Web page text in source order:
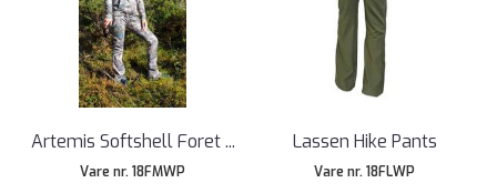
Artemis Softshell Foret ...
Vare nr. 18FMWP
Lassen Hike Pants
Vare nr. 18FLWP